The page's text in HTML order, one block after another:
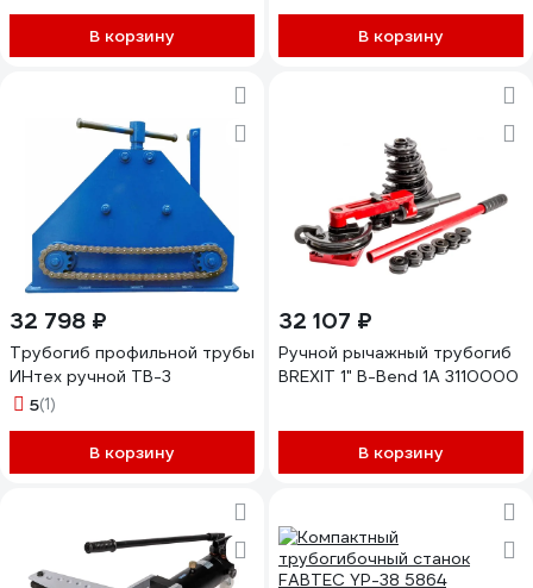
В корзину В корзину
32 798 ₽
Трубогиб профильной трубы
ИНтех ручной ТВ-3
5(1)
В корзину
32 107 ₽
Ручной рычажный трубогиб
BREXIT 1" B-Bend 1А 3110000
В корзину